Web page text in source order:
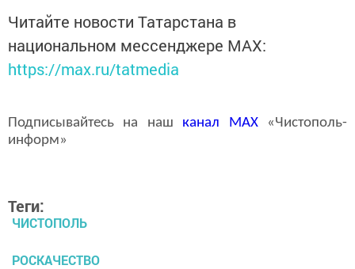
Читайте новости Татарстана в
национальном мессенджере MАХ:
https://max.ru/tatmedia
Подписывайтесь на наш канал MAX«Чистополь-
информ»
Теги:
ЧИСТОПОЛЬ
РОСКАЧЕСТВО